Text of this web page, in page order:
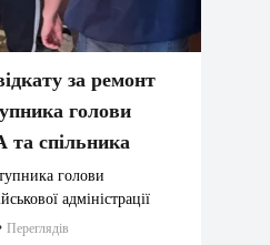
за ремонт
голови
спільника
голови
адміністрації
Переглядів